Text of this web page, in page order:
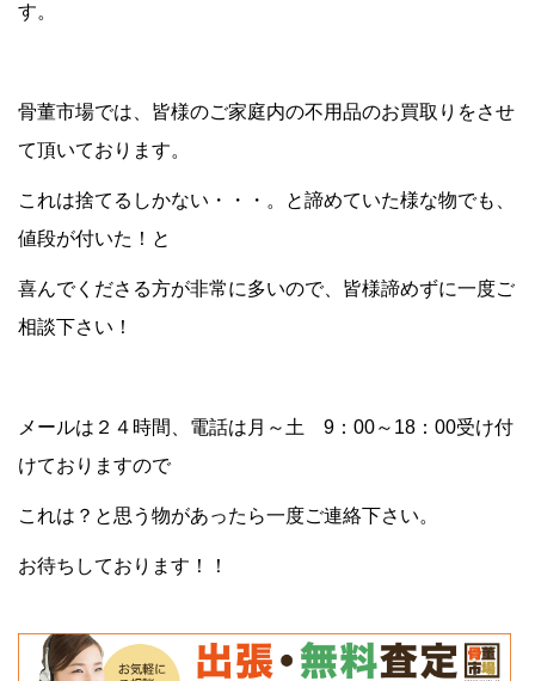
す。
骨董市場では、皆様のご家庭内の不用品のお買取りをさせ
て頂いております。
これは捨てるしかない・・・。と諦めていた様な物でも、
値段が付いた！と
喜んでくださる方が非常に多いので、皆様諦めずに一度ご
相談下さい！
メールは２４時間、電話は月～土 9：00～18：00受け付
けておりますので
これは？と思う物があったら一度ご連絡下さい。
お待ちしております！！